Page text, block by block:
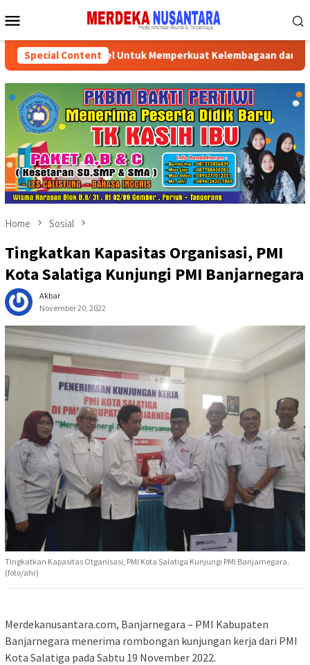
to
Menu
Special Content
Kalsel Untuk Memperkuat Kelembagaan dan
Home Sosial
Tingkatkan Kapasitas Organisasi, PMI
Kota Salatiga Kunjungi PMI Banjarnegara
Akbar
November 20, 2022
Tingkatkan Kapasitas Otganisasi, PMI Kota Salatiga Kunjungi PMI Banjarnegara.
(foto/ahr)
Merdekanusantara.com, Banjarnegara – PMI Kabupaten
Banjarnegara menerima rombongan kunjungan kerja dari PMI
Kota Salatiga pada Sabtu 19 November 2022.